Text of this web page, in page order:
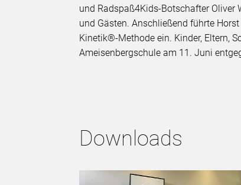
und Radspaß4Kids-Botschafter Oliver
und Gästen. Anschließend führte
Kinetik®-Methode ein. Kinder, Eltern,
Ameisenbergschule am 11. Juni
Downloads